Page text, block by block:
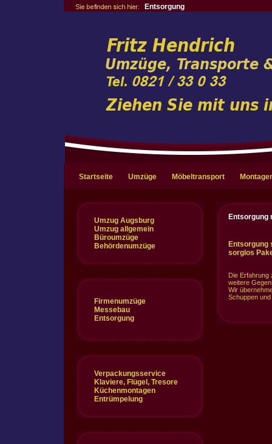
Entsorgung
Startseite Umzüge Möbeltransport
Umzug Augsburg
Umzug allgemein
Büroumzüge
Behördenumzüge
Firmenumzüge
Messebau
Entsorgung
Verpackungsservice
Klaviere, Flügel, Tresore
Küchenmontagen
Entrümpelung
Entsorgung
Entsorgung
sorglos
Die Erfahrung
weitere
Wir
Schuppen